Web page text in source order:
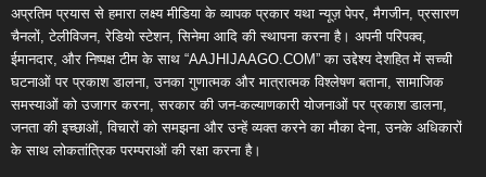
अप्रतिम प्रयास से हमारा लक्ष्य मीडिया के व्यापक प्रकार यथा न्यूज़ पेपर, मैगजीन, प्रसारण
चैनलों, टेलीविजन, रेडियो स्टेशन, सिनेमा आदि की स्थापना करना है। अपनी परिपक्व,
ईमानदार, और निष्पक्ष टीम के साथ “AAJHIJAAGO.COM” का उद्देश्य देशहित में सच्ची
घटनाओं पर प्रकाश डालना, उनका गुणात्मक और मात्रात्मक विश्लेषण बताना, सामाजिक
समस्याओं को उजागर करना, सरकार की जन-कल्याणकारी योजनाओं पर प्रकाश डालना,
जनता की इच्छाओं, विचारों को समझना और उन्हें व्यक्त करने का मौका देना, उनके अधिकारों
के साथ लोकतांत्रिक परम्पराओं की रक्षा करना है।